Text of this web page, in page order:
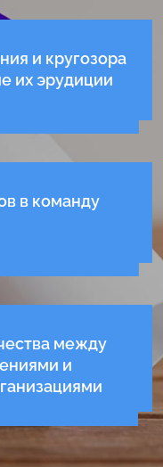
и кругозора
их эрудиции
в команду
между
и